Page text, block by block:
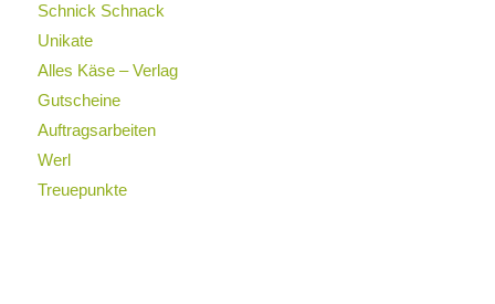
Schnick Schnack
Unikate
Alles Käse – Verlag
Gutscheine
Auftragsarbeiten
Werl
Treuepunkte